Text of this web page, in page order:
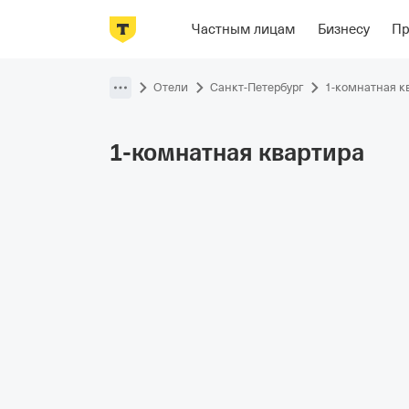
Частным лицам Бизнесу
Фотографии НомераОтзывы
Отели Санкт-Петербург 1-комнатная
1-комнатная квартира